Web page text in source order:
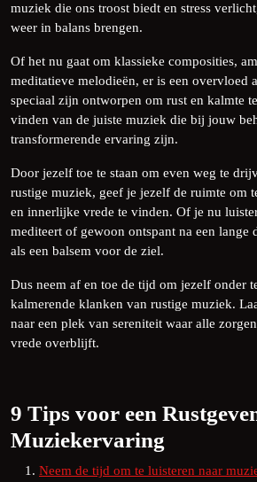
muziek die ons troost biedt en stress
weer in balans brengen.
Of het nu gaat om klassieke composities,
meditatieve melodieën, er is een overvloed
speciaal zijn ontworpen om rust en kalmte
vinden van de juiste muziek die bij jouw
transformerende ervaring zijn.
Door jezelf toe te staan ​​om even weg te
rustige muziek, geef je jezelf de ruimte om
en innerlijke vrede te vinden. Of je nu
mediteert of gewoon ontspant na een lange
als een balsem voor de ziel.
Dus neem af en toe de tijd om jezelf onder
kalmerende klanken van rustige muziek.
naar een plek van sereniteit waar alle
vrede overblijft.
9 Tips voor een
Muziekervaring
Neem de tijd om te luisteren naar